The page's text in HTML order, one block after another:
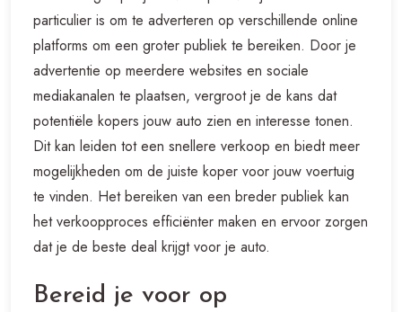
particulier is om te adverteren op verschillende online
platforms om een groter publiek te bereiken. Door je
advertentie op meerdere websites en sociale
mediakanalen te plaatsen, vergroot je de kans dat
potentiële kopers jouw auto zien en interesse tonen.
Dit kan leiden tot een snellere verkoop en biedt meer
mogelijkheden om de juiste koper voor jouw voertuig
te vinden. Het bereiken van een breder publiek kan
het verkoopproces efficiënter maken en ervoor zorgen
dat je de beste deal krijgt voor je auto.
Bereid je voor op